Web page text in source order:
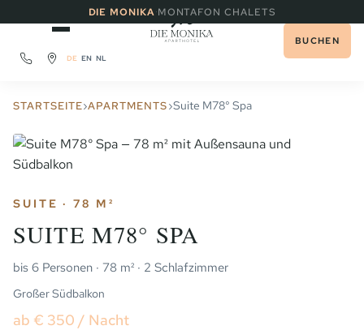
DIE MONIKA·MONTAFON CHALETS
DE EN NL
BUCHEN
STARTSEITE›APARTMENTS›Suite M78° Spa
SUITE · 78 M²
SUITE M78° SPA
bis 6 Personen · 78 m² · 2 Schlafzimmer
Großer Südbalkon
ab € 350 / Nacht